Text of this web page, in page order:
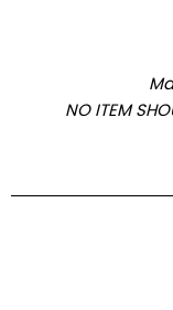
NO ITEM